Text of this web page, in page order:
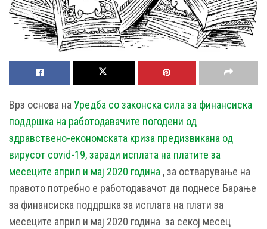
Врз основа наУредба со законска сила за финансиска
поддршка на работодавачите погодени од
здравствено-економската криза предизвикана од
вирусот covid-19, заради исплата на платите за
месеците април и мај 2020 година , за остварување на
правото потребно е работодавачот да поднесе Барање
за финансиска поддршка за исплата на плати за
месеците април и мај 2020 година за секој месец